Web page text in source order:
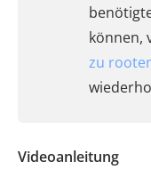
können,
zu
Videoanleitung